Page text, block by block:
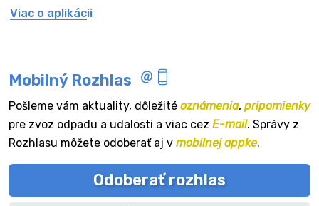
Viac o aplikácii
Mobilný Rozhlas
Pošleme vám aktuality, dôležité oznámenia, pripomienky
pre zvoz odpadu a udalosti a viac cez E-mail. Správy z
Rozhlasu môžete odoberať aj v mobilnej appke.
Odoberať rozhlas